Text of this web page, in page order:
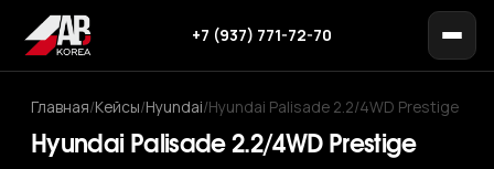
+7 (937) 771-72-70
Главная/Кейсы/Hyundai/Hyundai Palisade 2.2/4WD Prestige
Hyundai Palisade 2.2/4WD Prestige